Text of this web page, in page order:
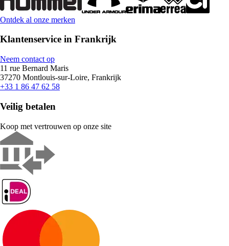
Ontdek al onze merken
Klantenservice in Frankrijk
Neem contact op
11 rue Bernard Maris
37270 Montlouis-sur-Loire, Frankrijk
+33 1 86 47 62 58
Veilig betalen
Koop met vertrouwen op onze site